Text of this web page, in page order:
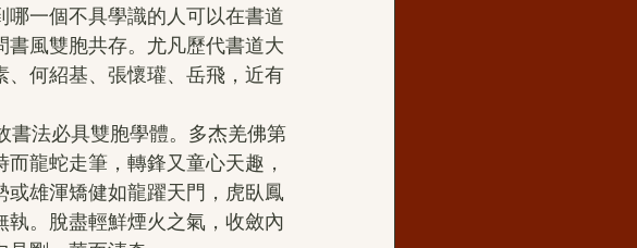
一個不具學識的人可以在書道
風雙胞共存。尤凡歷代書道大
何紹基、張懷瓘、岳飛，近有
龍蛇走筆，轉鋒又童心天趣，
雄渾矯健如龍躍天門，虎臥鳳
。脫盡輕鮮煙火之氣，收斂內